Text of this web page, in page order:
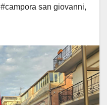
#campora san giovanni,